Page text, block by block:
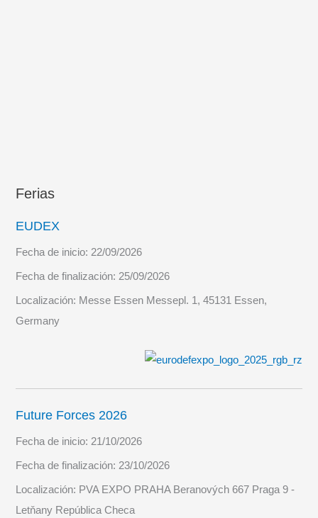
Ferias
EUDEX
Fecha de inicio: 22/09/2026
Fecha de finalización: 25/09/2026
Localización: Messe Essen Messepl. 1, 45131 Essen,
Germany
Future Forces 2026
Fecha de inicio: 21/10/2026
Fecha de finalización: 23/10/2026
Localización: PVA EXPO PRAHA Beranových 667 Praga 9 -
Letňany República Checa